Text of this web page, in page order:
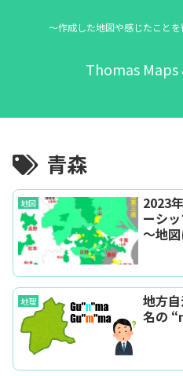
～作成した地図や感じたこと
Thomas
青森
地図
2023
ーシ
～地
地理
地方
名の